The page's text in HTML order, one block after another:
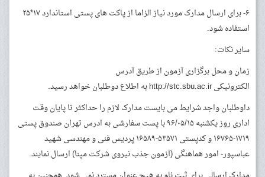
۶- برای ارسال مدارک مورد نیاز الزاما از پاکت های پستی استاندارد ۱۷*۲۵
استفاده شود.
سایر نکات:
زمان و محل برگزاری آزمون از طریق آدرس
الکترونیکی http://stc.sbu.ac.ir به اطلاع دوطلبان خواهد رسید.
داوطلبان واجد شرایط می بایست مدارک لازم را حداکثر تا پایان وقت
اداری روز یکشنبه ۹۶/۰۵/۱۵ با پست سفارشی به ادرس تهران صندوق پستی
۱۷۱۹-۱۶۷۶۵ و کدپستی ۵۳۵۷۱-۱۶۵۸۹ پردیس فنی و مهندسی شهید
عباسپور- امور هماهنگی (آزمون جذب نیروی شرکت مپنا) ارسال نمایند.